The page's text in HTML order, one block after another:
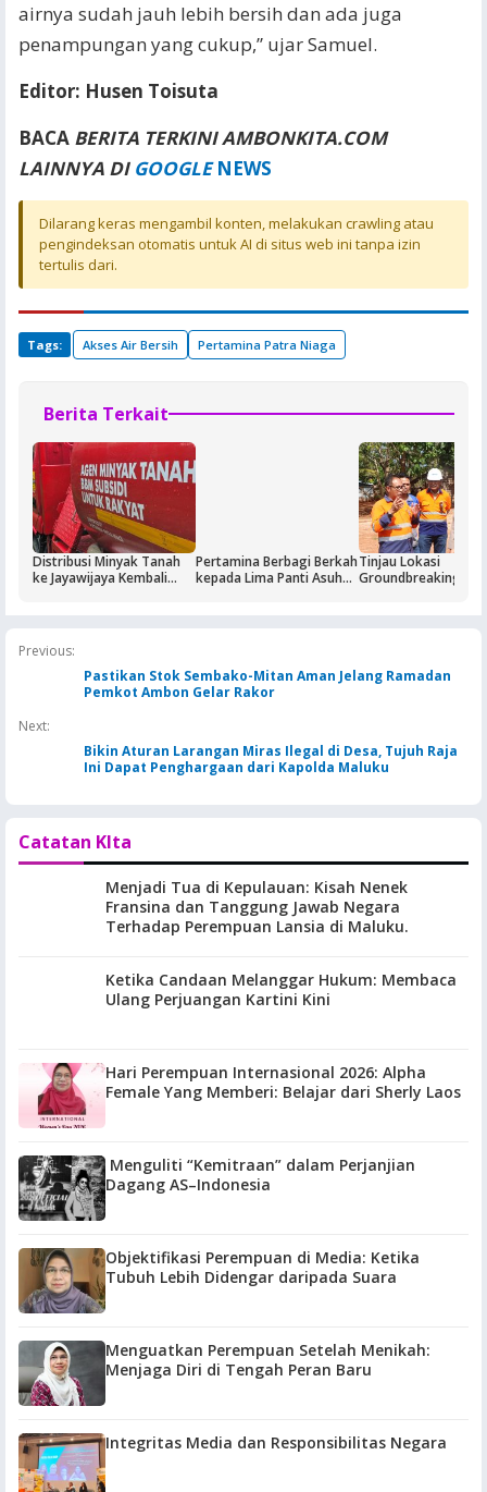
airnya sudah jauh lebih bersih dan ada juga
penampungan yang cukup,” ujar Samuel.
Editor: Husen Toisuta
BACA BERITA TERKINI AMBONKITA.COM
LAINNYA DI GOOGLE NEWS
Dilarang keras mengambil konten, melakukan crawling atau
pengindeksan otomatis untuk AI di situs web ini tanpa izin
tertulis dari.
Tags: Akses Air Bersih Pertamina Patra Niaga
Berita Terkait
Distribusi Minyak Tanah
ke Jayawijaya Kembali
Pertamina Berbagi Berkah
kepada Lima Panti Asuhan
Tinjau Lokasi
Groundbreaking
Previous:
Pastikan Stok Sembako-Mitan Aman Jelang Ramadan
Pemkot Ambon Gelar Rakor
Next:
Bikin Aturan Larangan Miras Ilegal di Desa, Tujuh Raja
Ini Dapat Penghargaan dari Kapolda Maluku
Catatan KIta
Menjadi Tua di Kepulauan: Kisah Nenek
Fransina dan Tanggung Jawab Negara
Terhadap Perempuan Lansia di Maluku.
Ketika Candaan Melanggar Hukum: Membaca
Ulang Perjuangan Kartini Kini
Hari Perempuan Internasional 2026: Alpha
Female Yang Memberi: Belajar dari Sherly Laos
Menguliti “Kemitraan” dalam Perjanjian
Dagang AS–Indonesia
Objektifikasi Perempuan di Media: Ketika
Tubuh Lebih Didengar daripada Suara
Menguatkan Perempuan Setelah Menikah:
Menjaga Diri di Tengah Peran Baru
Integritas Media dan Responsibilitas Negara